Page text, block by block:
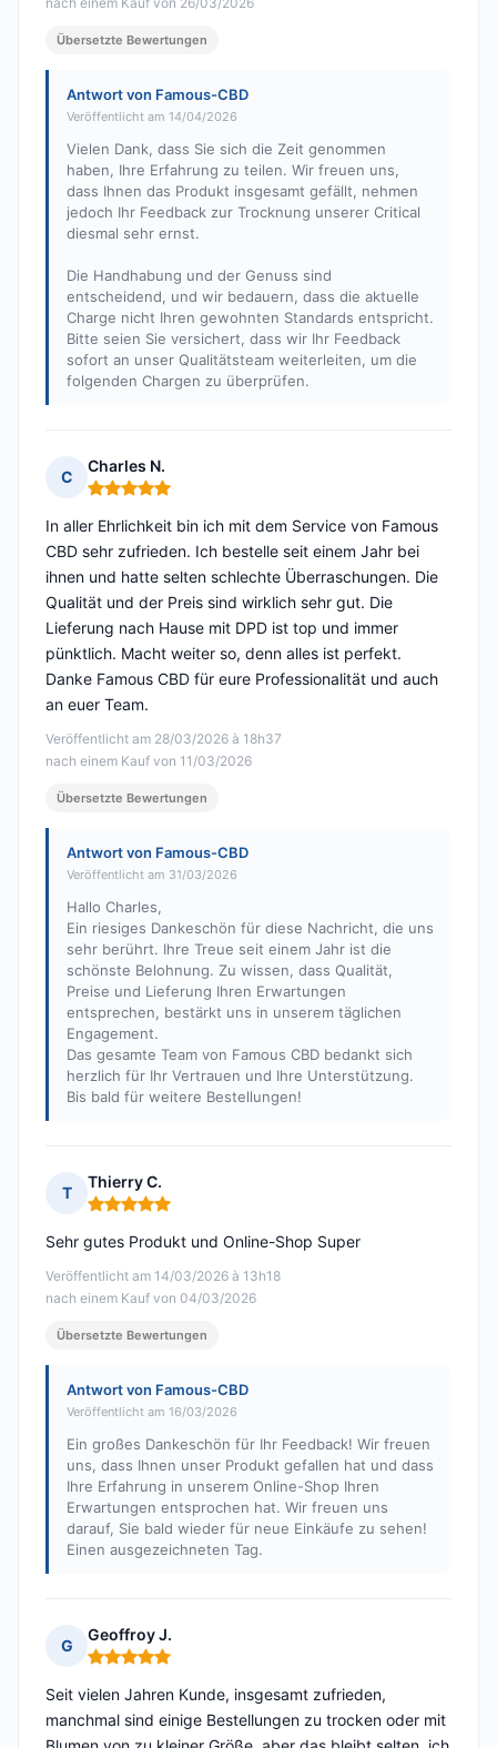
Übersetzte Bewertungen
Antwort von Famous-CBD
Veröffentlicht am 14/04/2026
Vielen Dank, dass Sie sich die Zeit genommen
haben, Ihre Erfahrung zu teilen. Wir freuen uns,
dass Ihnen das Produkt insgesamt gefällt, nehmen
jedoch Ihr Feedback zur Trocknung unserer Critical
diesmal sehr ernst.
Die Handhabung und der Genuss sind
entscheidend, und wir bedauern, dass die aktuelle
Charge nicht Ihren gewohnten Standards entspricht.
Bitte seien Sie versichert, dass wir Ihr Feedback
sofort an unser Qualitätsteam weiterleiten, um die
folgenden Chargen zu überprüfen.
C
Charles N.
Hinweis: 5 von 5
Veröffentlicht am 28/03/2026 à 18h37
nach einem Kauf von 11/03/2026
In aller Ehrlichkeit bin ich mit dem Service von Famous
CBD sehr zufrieden. Ich bestelle seit einem Jahr bei
ihnen und hatte selten schlechte Überraschungen. Die
Qualität und der Preis sind wirklich sehr gut. Die
Lieferung nach Hause mit DPD ist top und immer
pünktlich. Macht weiter so, denn alles ist perfekt.
Danke Famous CBD für eure Professionalität und auch
an euer Team.
Übersetzte Bewertungen
Antwort von Famous-CBD
Veröffentlicht am 31/03/2026
Hallo Charles,
Ein riesiges Dankeschön für diese Nachricht, die uns
sehr berührt. Ihre Treue seit einem Jahr ist die
schönste Belohnung. Zu wissen, dass Qualität,
Preise und Lieferung Ihren Erwartungen
entsprechen, bestärkt uns in unserem täglichen
Engagement.
Das gesamte Team von Famous CBD bedankt sich
herzlich für Ihr Vertrauen und Ihre Unterstützung.
Bis bald für weitere Bestellungen!
T
Thierry C.
Hinweis: 5 von 5
Veröffentlicht am 14/03/2026 à 13h18
nach einem Kauf von 04/03/2026
Sehr gutes Produkt und Online-Shop Super
Übersetzte Bewertungen
Antwort von Famous-CBD
Veröffentlicht am 16/03/2026
Ein großes Dankeschön für Ihr Feedback! Wir freuen
uns, dass Ihnen unser Produkt gefallen hat und dass
Ihre Erfahrung in unserem Online-Shop Ihren
Erwartungen entsprochen hat. Wir freuen uns
darauf, Sie bald wieder für neue Einkäufe zu sehen!
Einen ausgezeichneten Tag.
G
Geoffroy J.
Hinweis: 5 von 5
Seit vielen Jahren Kunde, insgesamt zufrieden,
manchmal sind einige Bestellungen zu trocken oder mit